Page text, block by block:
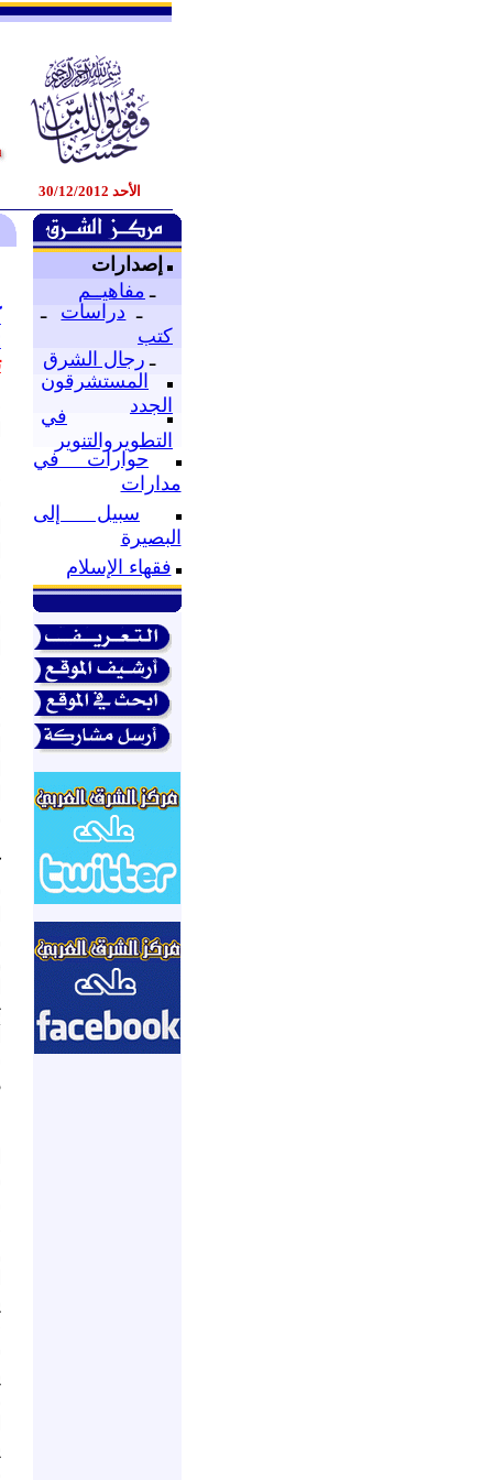
الأحد 30/12/2012
إصدارات
ـ مفاهيــم
ـ دراسات
ـ
كتب
ـ رجال الشرق
المستشرقون
الجدد
في
التطويروالتنوير
حوارات في
مدارات
سبيل إلى
البصيرة
فقهاء الإسلام